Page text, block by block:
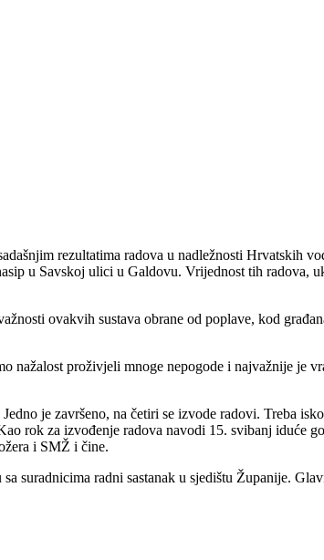
rezultatima radova u nadležnosti Hrvatskih
u Savskoj ulici u Galdovu. Vrijednost tih radova,
ovakvih sustava obrane od poplave, kod
nažalost proživjeli mnoge nepogode i najvažnije je
je završeno, na četiri se izvode radovi. Treba
rok za izvođenje radova navodi 15. svibanj iduće
i SMŽ i čine.
radni sastanak u sjedištu Županije.